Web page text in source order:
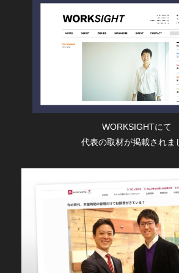
WORKSIGHTにて
代表の取材が掲載されま